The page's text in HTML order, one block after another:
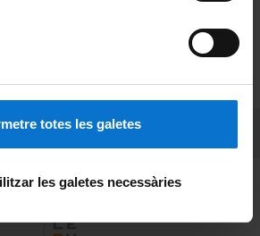
totes les galetes
les galetes necessàries
Privacidad y términos
Sobre UBtv
Miembro de la